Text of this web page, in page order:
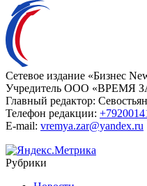
Сетевое издание «Бизнес
Учредитель ООО «ВРЕМЯ
Главный редактор:
Телефон редакции:
E-mail: vremya.zar@yandex.ru
Рубрики